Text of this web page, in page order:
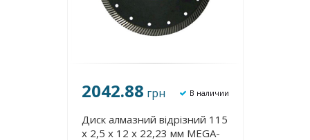
2042.88 грн В наличии
Диск алмазний відрізний 115
х 2,5 х 12 х 22,23 мм MEGA-